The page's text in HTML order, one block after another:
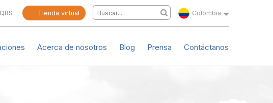
Tienda virtual Colombia
Acerca de nosotros Blog Prensa Contáctanos